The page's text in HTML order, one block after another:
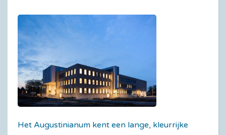
Het Augustinianum kent een lange, kleurrijke